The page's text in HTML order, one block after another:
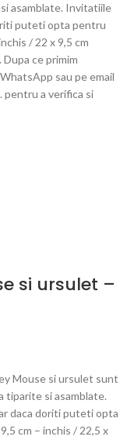
asamblate. Invitatiile
puteti opta pentru
/ 22 x 9,5 cm
ce primim
sau pe email
pentru a verifica si
si ursulet –
Mouse si ursulet sunt
tiparite si asamblate.
daca doriti puteti opta
cm – inchis / 22,5 x